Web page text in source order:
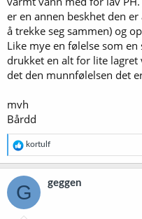
er en annen beskhet den
å trekke seg sammen) og
Like mye en følelse som
drukket en alt for lite lagret
det den munnfølelsen det
mvh
Bårdd
R
e
a
k
s
j
o
kortulf
G geggen